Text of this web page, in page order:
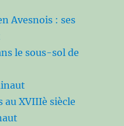
Avesnois : ses
le sous-sol de
au XVIIIè siècle